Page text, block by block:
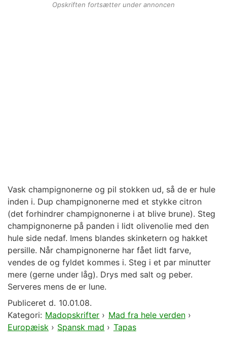
Opskriften fortsætter under annoncen
Vask champignonerne og pil stokken ud, så de er hule
inden i. Dup champignonerne med et stykke citron
(det forhindrer champignonerne i at blive brune). Steg
champignonerne på panden i lidt olivenolie med den
hule side nedaf. Imens blandes skinketern og hakket
persille. Når champignonerne har fået lidt farve,
vendes de og fyldet kommes i. Steg i et par minutter
mere (gerne under låg). Drys med salt og peber.
Serveres mens de er lune.
Publiceret d. 10.01.08.
Kategori: Madopskrifter › Mad fra hele verden›
Europæisk › Spansk mad › Tapas